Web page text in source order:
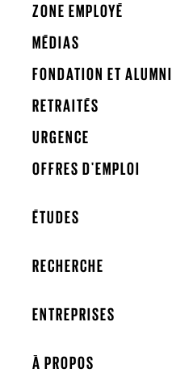
ZONE EMPLOYÉ
MÉDIAS
FONDATION ET ALUMNI
RETRAITÉS
URGENCE
OFFRES D'EMPLOI
ÉTUDES
RECHERCHE
ENTREPRISES
À PROPOS